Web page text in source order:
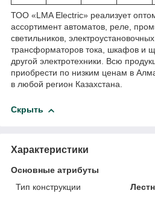
ТОО «LMA Electric» реализует
ассортимент автоматов, реле,
светильников,
трансформаторов тока, шкафов и
другой электротехники. Всю
приобрести по низким ценам в
в любой регион Казахстана.
Скрыть
Характеристики
Основные атрибуты
Тип конструкции